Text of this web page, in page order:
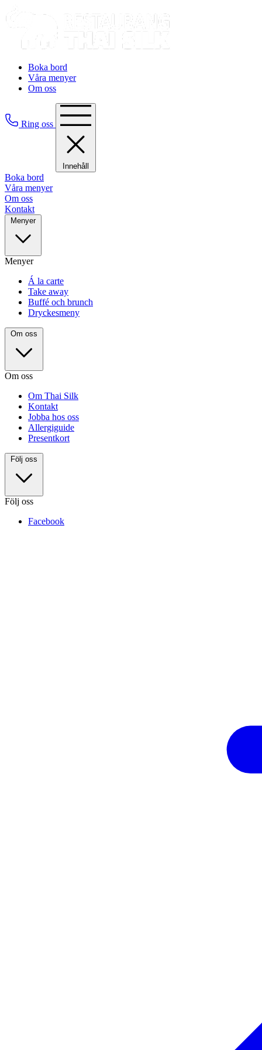
Boka bord
Våra menyer
Om oss
Ring oss
Innehåll
Boka bord
Våra menyer
Om oss
Kontakt
Menyer
Menyer
Á la carte
Take away
Buffé och brunch
Dryckesmeny
Om oss
Om oss
Om Thai Silk
Kontakt
Jobba hos oss
Allergiguide
Presentkort
Följ oss
Följ oss
Facebook